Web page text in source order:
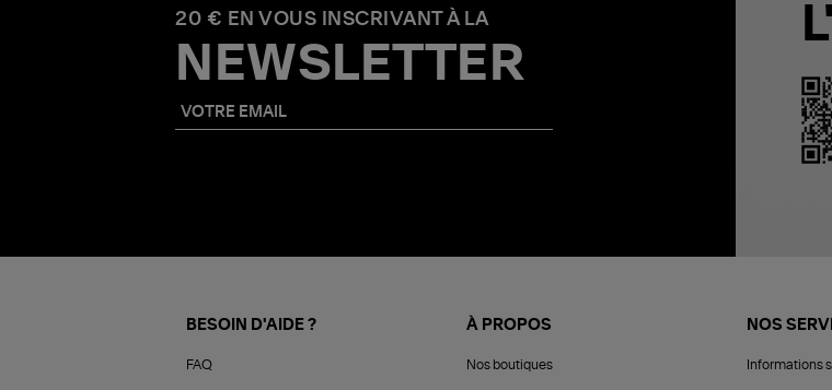
20 € EN VOUS INSCRIVANT À LA
NEWSLETTER
BESOIN D'AIDE ?
FAQ
À PROPOS
Nos boutiques
NOS
Informations